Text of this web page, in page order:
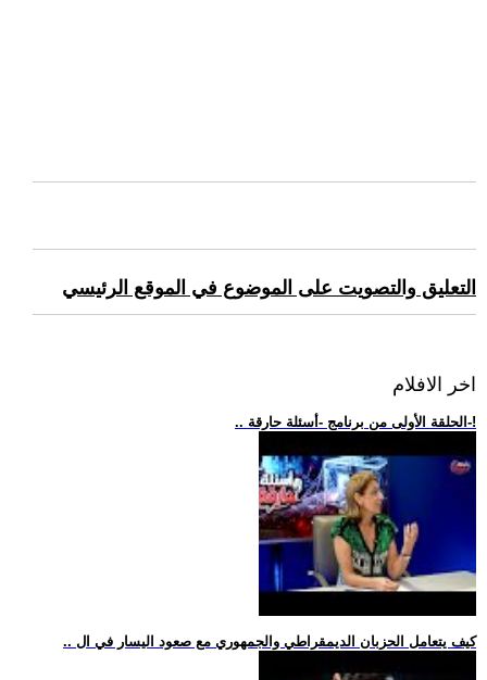
التعليق والتصويت على الموضوع في الموقع الرئيسي
اخر الافلام
.. الحلقة الأولى من برنامج -أسئلة حارقة-!
.. كيف يتعامل الحزبان الديمقراطي والجمهوري مع صعود اليسار في ال